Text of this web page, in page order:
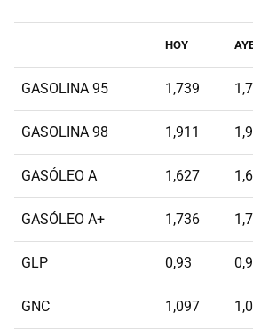
HOY
GASOLINA 95 1,739
GASOLINA 98 1,911
GASÓLEO A 1,627
GASÓLEO A+ 1,736
GLP 0,93
GNC 1,097